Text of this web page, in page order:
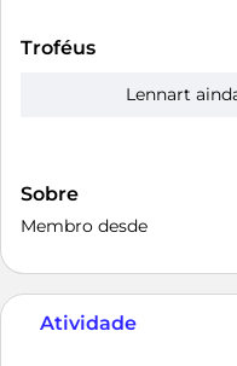
Troféus
Lennart
Sobre
Membro desde
Atividade